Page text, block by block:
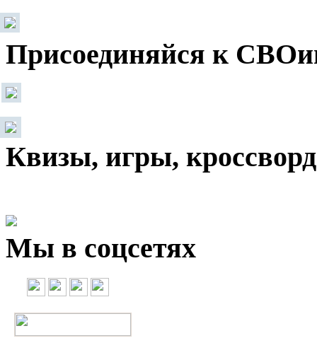
Присоединяйся к
Квизы, игры,
Мы в соцсетях